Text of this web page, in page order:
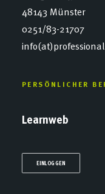
48143 Münster
0251/83-21707
PERSÖNLICHER
Learnweb
EINLOGGEN